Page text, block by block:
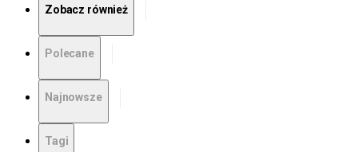
Zobacz również
Polecane
Najnowsze
Tagi